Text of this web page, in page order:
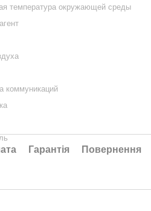
температура окружающей среды
коммуникаций
Гарантія Повернення